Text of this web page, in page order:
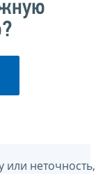
или неточность,